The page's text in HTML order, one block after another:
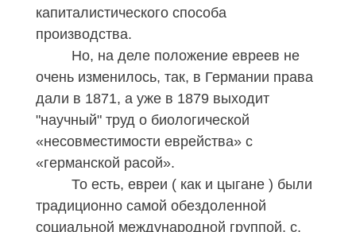
капиталистического способа
производства.
Но, на деле положение евреев не
очень изменилось, так, в Германии права
дали в 1871, а уже в 1879 выходит
"научный" труд о биологической
«несовместимости еврейства» с
«германской расой».
То есть, евреи ( как и цыгане ) были
традиционно самой обездоленной
социальной международной группой, с,